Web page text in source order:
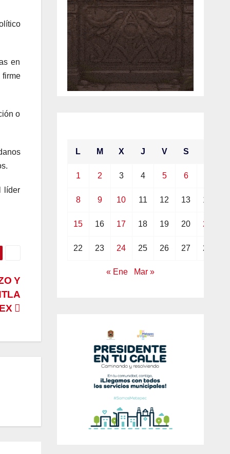
en
firme
o
líder
Y
L M X J V S
1 2 3 4 5 6
8 9 10 11 12 13 14
15 16 17 18 19 20 21
22 23 24 25 26 27 28
« Ene Mar »